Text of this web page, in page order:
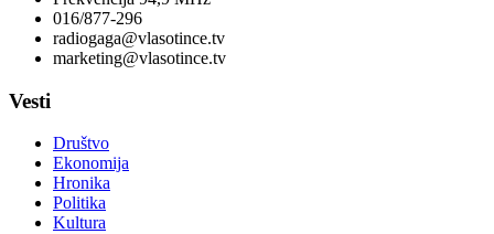
016/877-296
radiogaga@vlasotince.tv
marketing@vlasotince.tv
Vesti
Društvo
Ekonomija
Hronika
Politika
Kultura